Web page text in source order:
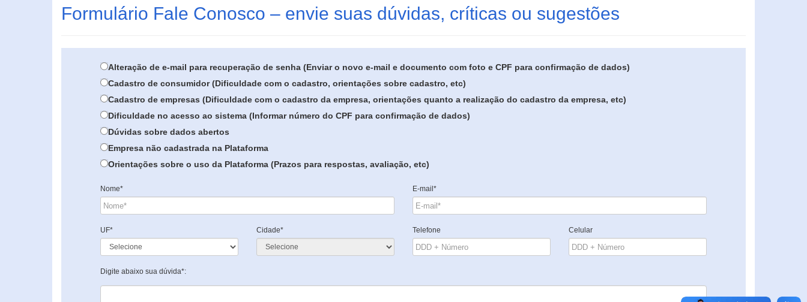
Formulário Fale Conosco – envie suas dúvidas, críticas ou sugestões
Alteração de e-mail para recuperação de senha (Enviar o novo e-mail e documento com foto e CPF para confirmação de dados)
Cadastro de consumidor (Dificuldade com o cadastro, orientações sobre cadastro, etc)
Cadastro de empresas (Dificuldade com o cadastro da empresa, orientações quanto a realização do cadastro da empresa, etc)
Dificuldade no acesso ao sistema (Informar número do CPF para confirmação de dados)
Dúvidas sobre dados abertos
Empresa não cadastrada na Plataforma
Orientações sobre o uso da Plataforma (Prazos para respostas, avaliação, etc)
Nome* E-mail*
UF* Cidade* Telefone Celular
Digite abaixo sua dúvida*: